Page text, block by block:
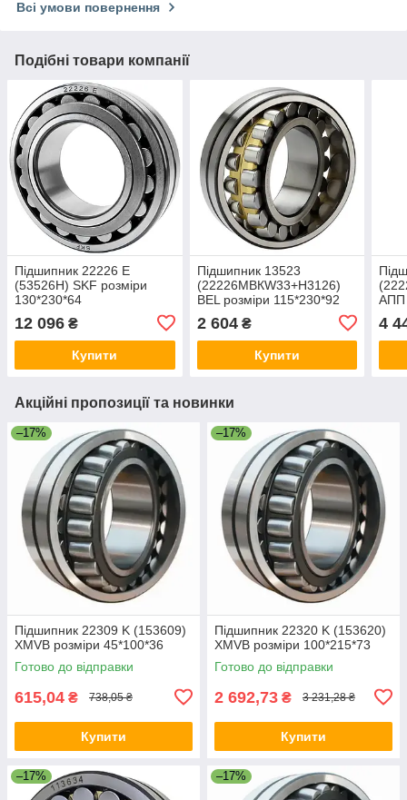
Всі умови повернення
Подібні товари компанії
Підшипник 22226 E
(53526Н) SKF розміри
130*230*64
12 096 ₴
Купити
Підшипник 13523
(22226MBКW33+Н3126)
BEL розміри 115*230*92
2 604₴
Купити
АПП
4
Акційні пропозиції та новинки
–17%
Підшипник 22309 K (153609)
XMVB розміри 45*100*36
Готово до відправки
615,04 ₴ 738,05 ₴
Купити
–17%
Підшипник 22320 K (153620)
XMVB розміри 100*215*73
Готово до відправки
2 692,73 ₴ 3 231,28 ₴
Купити
–17% –17%